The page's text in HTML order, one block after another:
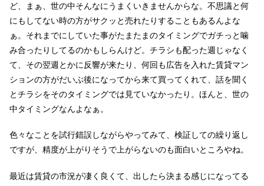
ど、まぁ、世の中そんなにうまくいきませんからな。不思議と何
にもしてない時の方がサクッと売れたりすることもあるんよな
ぁ。それまでにしていた事がたまたまのタイミングでガチっと噛
み合ったりしてるのかもしらんけど。チラシも配った週じゃなく
て、その翌週とかに反響が来たり、何回も広告を入れた賃貸マン
ションの方がだいぶ後になってから来て買ってくれて、話を聞く
とチラシをそのタイミングでは見ていなかったり。ほんと、世の
中タイミングなんよなぁ。
色々なことを試行錯誤しながらやってみて、検証しての繰り返し
ですが、精度が上がりそうで上がらないのも面白いところやね。
最近は賃貸の市況が凄く良くて、出したら決まる感じになってる